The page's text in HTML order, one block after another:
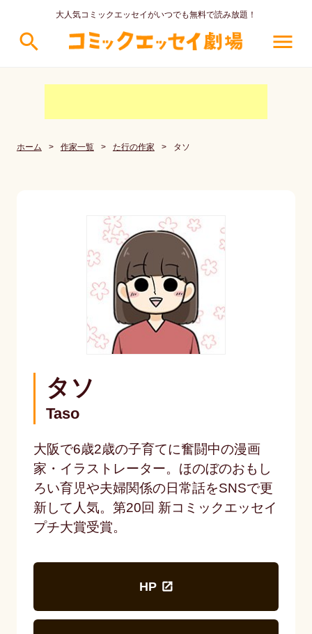
大人気コミックエッセイがいつでも無料で読み放題！
search menu
ホーム > 作家一覧 > た行の作家 > タソ
タソ
Taso
大阪で6歳2歳の子育てに奮闘中の漫画
家・イラストレーター。ほのぼのおもし
ろい育児や夫婦関係の日常話をSNSで更
新して人気。第20回 新コミックエッセイ
プチ大賞受賞。
HP